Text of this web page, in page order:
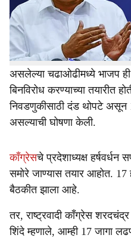
e
जाणार आहेत. त्या सर्व 17 जागा
आघाडीने घेतला आहे.
महायुतीची ताकद पाहता ही
असलेल्या चढाओढीमध्ये भाजप
बिनविरोध करण्याच्या तयारीत
निवडणुकीसाठी दंड थोपटे असून
असल्याची घोषणा केली.
काँग्रेसचे प्रदेशाध्यक्ष
समोरे जाण्यास तयार आहोत. 17
बैठकीत झाला आहे.
तर, राष्ट्रवादी काँग्रेस
शिंदे म्हणाले, आम्ही 17 जागा